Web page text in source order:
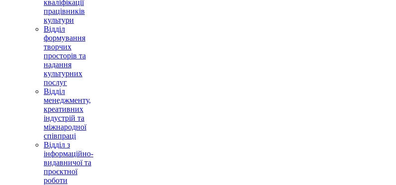
кваліфікації
працівників
культури
Відділ
формування
творчих
просторів та
надання
культурних
послуг
Відділ
менеджменту,
креативних
індустрій та
міжнародної
співпраці
Відділ з
інформаційно-
видавничої та
проєктної
роботи